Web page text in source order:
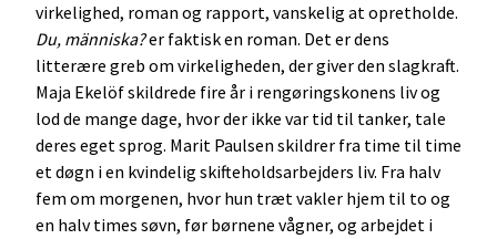
virkelighed, roman og rapport, vanskelig at opretholde.
Du, människa?er faktisk en roman. Det er dens
litterære greb om virkeligheden, der giver den slagkraft.
Maja Ekelöf skildrede fire år i rengøringskonens liv og
lod de mange dage, hvor der ikke var tid til tanker, tale
deres eget sprog. Marit Paulsen skildrer fra time til time
et døgn i en kvindelig skifteholdsarbejders liv. Fra halv
fem om morgenen, hvor hun træt vakler hjem til to og
en halv times søvn, før børnene vågner, og arbejdet i